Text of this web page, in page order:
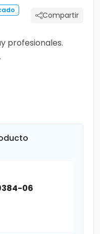
Compartir
profesionales.
06